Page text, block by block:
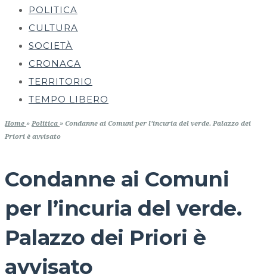
POLITICA
CULTURA
SOCIETÀ
CRONACA
TERRITORIO
TEMPO LIBERO
Home » Politica » Condanne ai Comuni per l’incuria del verde. Palazzo dei
Priori è avvisato
Condanne ai Comuni
per l’incuria del verde.
Palazzo dei Priori è
avvisato